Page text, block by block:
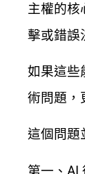
主權的核
擊或錯誤
如果這些
術問題，
這個問題